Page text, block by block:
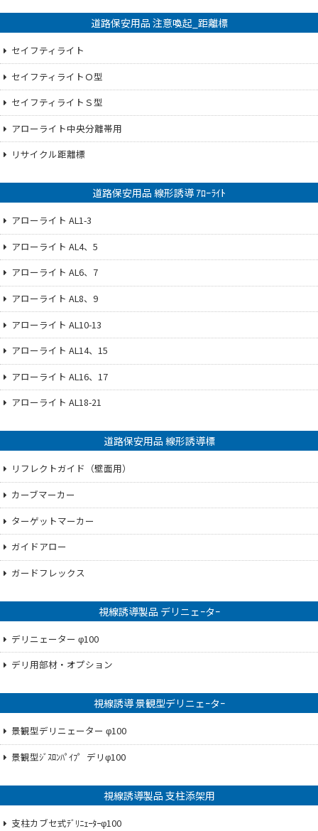
道路保安用品 注意喚起_距離標
セイフティライト
セイフティライトＯ型
セイフティライトＳ型
アローライト中央分離帯用
リサイクル距離標
道路保安用品 線形誘導 ｱﾛｰﾗｲﾄ
アローライト AL1-3
アローライト AL4、5
アローライト AL6、7
アローライト AL8、9
アローライト AL10-13
アローライト AL14、15
アローライト AL16、17
アローライト AL18-21
道路保安用品 線形誘導標
リフレクトガイド（壁面用）
カーブマーカー
ターゲットマーカー
ガイドアロー
ガードフレックス
視線誘導製品 デリニェｰタｰ
デリニェーター φ100
デリ用部材・オプション
視線誘導 景観型デリニェｰタｰ
景観型デリニェーター φ100
景観型ｼﾞｽﾛﾝﾊﾟｲﾌ゜デリφ100
視線誘導製品 支柱添架用
支柱カブセ式ﾃﾞﾘﾆｪｰﾀｰφ100